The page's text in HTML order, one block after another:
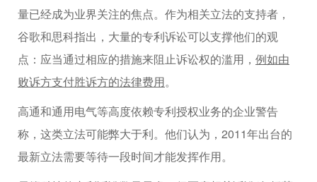
量已经成为业界关注的焦点。作为相关立法的支持者，
谷歌和思科指出，大量的专利诉讼可以支撑他们的观
点：应当通过相应的措施来阻止诉讼权的滥用， 例如由
败诉方支付胜诉方的法律费用。
高通和通用电气等高度依赖专利授权业务的企业警告
称，这类立法可能弊大于利。他们认为，2011年出台的
最新立法需要等待一段时间才能发挥作用。